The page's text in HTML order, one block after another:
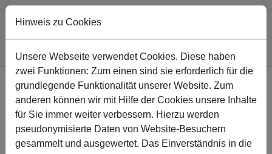
Zum Hauptinhalt springen
Sie sind hier:
Südschule Nachricht
NEWS
Gestern hieß es: Vorhang
Hinweis zu Cookies
Unsere Webseite verwendet Cookies. Diese haben
zwei Funktionen: Zum einen sind sie erforderlich für die
grundlegende Funktionalität unserer Website. Zum
anderen können wir mit Hilfe der Cookies unsere Inhalte
für Sie immer weiter verbessern. Hierzu werden
pseudonymisierte Daten von Website-Besuchern
gesammelt und ausgewertet. Das Einverständnis in die